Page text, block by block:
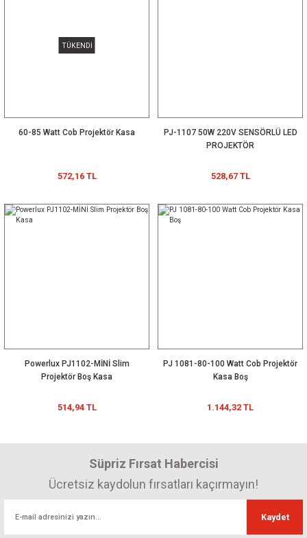
TÜKENDİ
60-85 Watt Cob Projektör Kasa
572,16 TL
PJ-1107 50W 220V SENSÖRLÜ LED
PROJEKTÖR
528,67 TL
Powerlux PJ1102-MİNİ Slim
Projektör Boş Kasa
514,94 TL
PJ 1081-80-100 Watt Cob Projektör
Kasa Boş
1.144,32 TL
Süpriz Fırsat Habercisi
Ücretsiz kaydolun fırsatları kaçırmayın!
Kaydet